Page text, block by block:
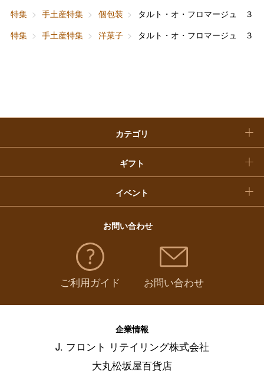
特集
手土産特集 個包装
タルト・オ・フロマージュ ３Ｐ
特集
手土産特集 洋菓子 タルト・オ・フロマージュ ３Ｐ
カテゴリ
ベビー＆キッズ
ギフト
お香典返し
快気祝い
イベント
敬老の日
福袋
お問い合わせ
ご利用ガイド お問い合わせ
企業情報
J. フロント リテイリング株式会社
大丸松坂屋百貨店